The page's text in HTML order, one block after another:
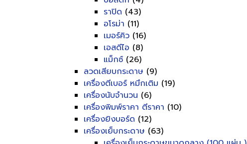
ราปิด (43)
อโรม่า (11)
เมอร์คิว (16)
เอสดีไอ (8)
แม็กซ์ (26)
ลวดเสียบกระดาษ (9)
เครื่องตีเบอร์ หมึกเติม (19)
เครื่องนับจำนวน (6)
เครื่องพิมพ์ราคา ตีราคา (10)
เครื่องยิงบอร์ด (12)
เครื่องเย็บกระดาษ (63)